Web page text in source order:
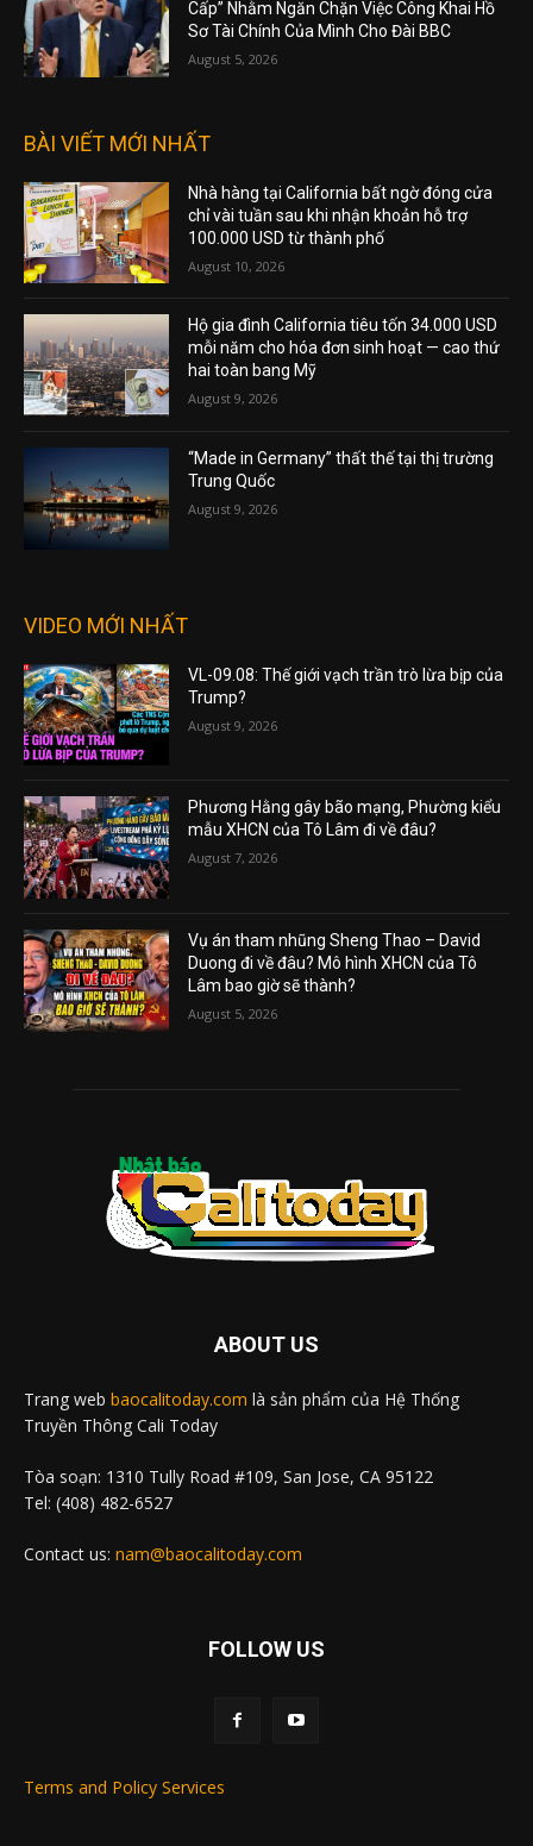
Cấp” Nhằm Ngăn Chặn Việc Công Khai Hồ
Sơ Tài Chính Của Mình Cho Đài BBC
August 5, 2026
BÀI VIẾT MỚI NHẤT
Nhà hàng tại California bất ngờ đóng cửa
chỉ vài tuần sau khi nhận khoản hỗ trợ
100.000 USD từ thành phố
August 10, 2026
Hộ gia đình California tiêu tốn 34.000 USD
mỗi năm cho hóa đơn sinh hoạt — cao thứ
hai toàn bang Mỹ
August 9, 2026
“Made in Germany” thất thế tại thị trường
Trung Quốc
August 9, 2026
VIDEO MỚI NHẤT
VL-09.08: Thế giới vạch trần trò lừa bịp của
Trump?
August 9, 2026
Phương Hằng gây bão mạng, Phường kiểu
mẫu XHCN của Tô Lâm đi về đâu?
August 7, 2026
Vụ án tham nhũng Sheng Thao – David
Duong đi về đâu? Mô hình XHCN của Tô
Lâm bao giờ sẽ thành?
August 5, 2026
ABOUT US
Trang web baocalitoday.com là sản phẩm của Hệ Thống
Truyền Thông Cali Today
Tòa soạn: 1310 Tully Road #109, San Jose, CA 95122
Tel: (408) 482-6527
Contact us: nam@baocalitoday.com
FOLLOW US
Terms and Policy Services